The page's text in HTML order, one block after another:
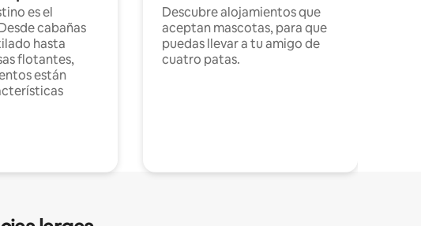
es el
cabañas
hasta
flotantes,
están
Descubre alojamientos que
aceptan mascotas, para que
puedas llevar a tu amigo de
cuatro patas.